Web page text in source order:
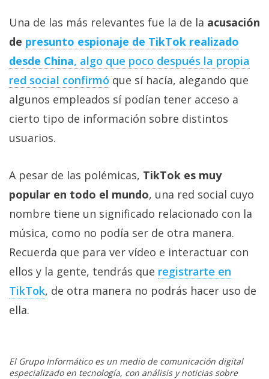
Una de las más relevantes fue la de la acusación
de presunto espionaje de TikTok realizado
desde China, algo que poco después la propia
red social confirmó que sí hacía, alegando que
algunos empleados sí podían tener acceso a
cierto tipo de información sobre distintos
usuarios.
A pesar de las polémicas, TikTok es muy
popular en todo el mundo, una red social cuyo
nombre tiene un significado relacionado con la
música, como no podía ser de otra manera.
Recuerda que para ver vídeo e interactuar con
ellos y la gente, tendrás que registrarte en
TikTok, de otra manera no podrás hacer uso de
ella.
El Grupo Informático es un medio de comunicación digital
especializado en tecnología, con análisis y noticias sobre